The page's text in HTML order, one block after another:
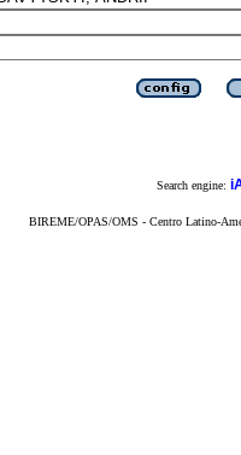
Search engine:
BIREME/OPAS/OMS - Centro Latino-